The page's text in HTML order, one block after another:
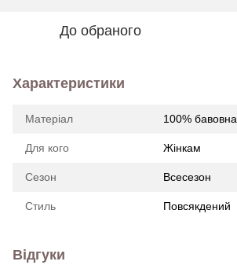
До обраного
Характеристики
Матеріал 100% бавовна
Для кого Жінкам
Сезон Всесезон
Стиль Повсякдений
Відгуки